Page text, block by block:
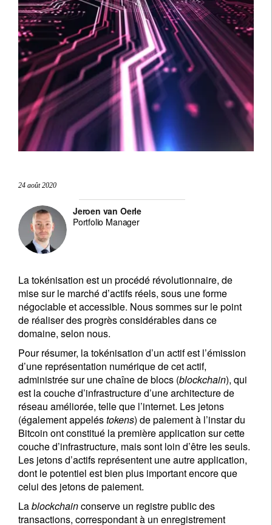
24 août 2020
Jeroen van Oerle
Portfolio Manager
La tokénisation est un procédé révolutionnaire, de
mise sur le marché d’actifs réels, sous une forme
négociable et accessible. Nous sommes sur le point
de réaliser des progrès considérables dans ce
domaine, selon nous.
Pour résumer, la tokénisation d’un actif est l’émission
d’une représentation numérique de cet actif,
administrée sur une chaîne de blocs (blockchain), qui
est la couche d’infrastructure d’une architecture de
réseau améliorée, telle que l’internet. Les jetons
(également appeléstokens) de paiement à l’instar du
Bitcoin ont constitué la première application sur cette
couche d’infrastructure, mais sont loin d’être les seuls.
Les jetons d’actifs représentent une autre application,
dont le potentiel est bien plus important encore que
celui des jetons de paiement.
Lablockchainconserve un registre public des
transactions, correspondant à un enregistrement